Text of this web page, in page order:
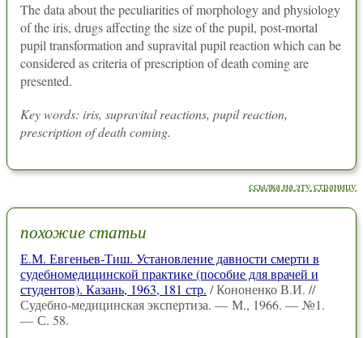
The data about the peculiarities of morphology and physiology
of the iris, drugs affecting the size of the pupil, post-mortal
pupil transformation and supravital pupil reaction which can be
considered as criteria of prescription of death coming are
presented.
Key words: iris, supravital reactions, pupil reaction,
prescription of death coming.
ссылка на эту страницу
похожие статьи
Е.М. Евгеньев-Тиш. Установление давности смерти в
судебномедицинской практике (пособие для врачей и
студентов). Казань, 1963, 181 стр. / Кононенко В.И. //
Судебно-медицинская экспертиза. — М., 1966. — №1.
— С. 58.